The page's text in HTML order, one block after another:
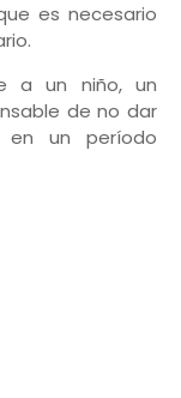
es necesario
a un niño, un
de no dar
en un período